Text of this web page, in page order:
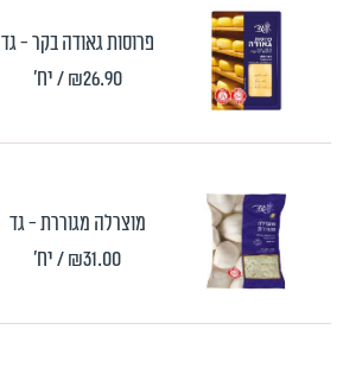
פרוסות גאודה בקר - גד
₪26.90 / יח'
מוצרלה מגוררת - גד
₪31.00/ יח'